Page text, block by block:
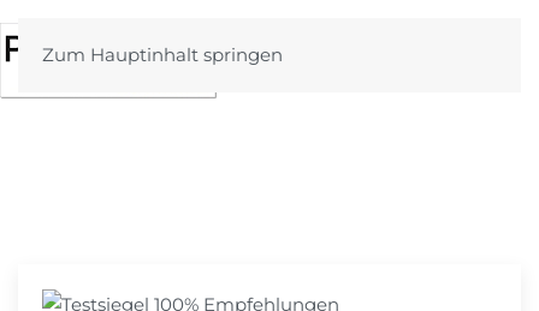
Zum Hauptinhalt springen